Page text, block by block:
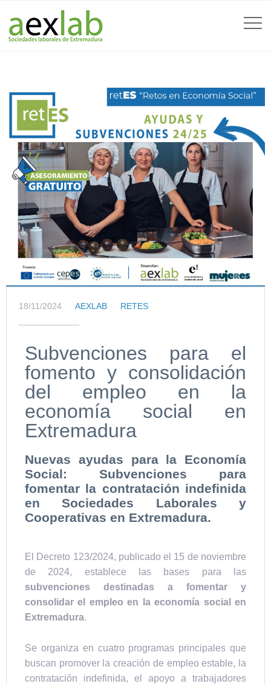
18/11/2024 AEXLAB RETES
Subvenciones para el
fomento y consolidación
del empleo en la
economía social en
Extremadura
Nuevas ayudas para la Economía
Social: Subvenciones para
fomentar la contratación indefinida
en Sociedades Laborales y
Cooperativas en Extremadura.
El Decreto 123/2024, publicado el 15 de noviembre
de 2024, establece las bases para las
subvenciones destinadas a fomentar y
consolidar el empleo en la economía social en
Extremadura.
Se organiza en cuatro programas principales que
buscan promover la creación de empleo estable, la
contratación indefinida, el apoyo a trabajadores